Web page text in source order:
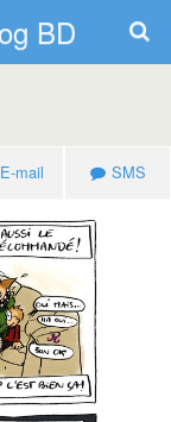
BD
E-mail SMS